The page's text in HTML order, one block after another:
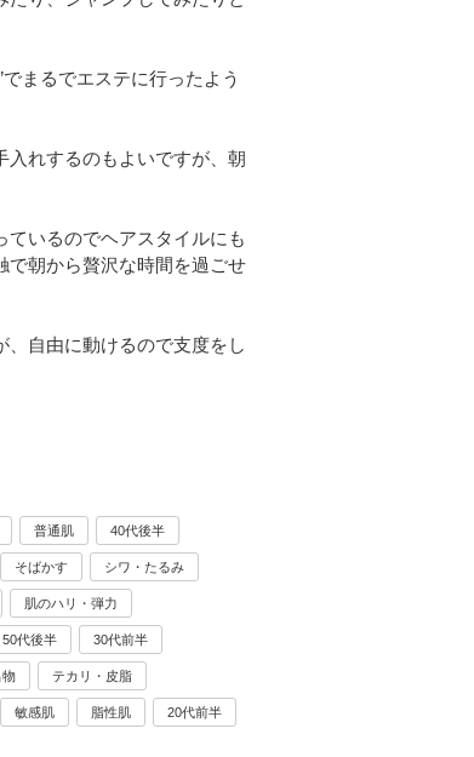
まるでエステに行ったよう
入れするのもよいですが、朝
いるのでヘアスタイルにも
で朝から贅沢な時間を過ごせ
自由に動けるので支度をし
普通肌 40代後半
そばかす シワ・たるみ
肌のハリ・弾力
50代後半 30代前半
物 テカリ・皮脂
敏感肌 脂性肌 20代前半